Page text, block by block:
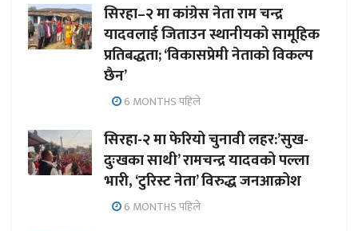
सिरहा–२ मा कांग्रेस नेता राम चन्द्र
यादवलाई जिताउन स्थानीयको सामूहिक
प्रतिबद्धता; ‘विकासप्रेमी नेताको विकल्प
छैन’
6 MONTHS पहिले
सिरहा-२ मा फेरियो चुनावी लहर:’सुख-
दुःखका साथी’ रामचन्द्र यादवको पल्ला
भारी, ‘टुरिस्ट नेता’ विरुद्ध जनआक्रोश
6 MONTHS पहिले